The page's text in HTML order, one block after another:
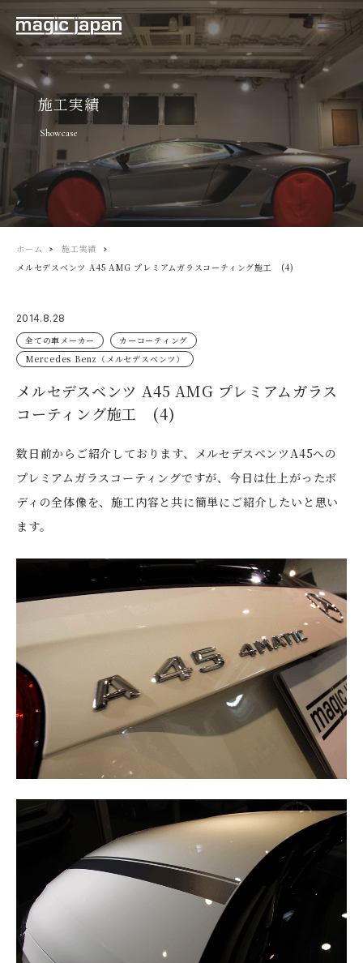
施工実績
Showcase
ホーム
施工実績
メルセデスベンツ A45 AMG プレミアムガラスコーティング施工 (4)
2014.8.28
全ての車メーカー
カーコーティング
Mercedes Benz（メルセデスベンツ）
メルセデスベンツ A45 AMG プレミアムガラス
コーティング施工 (4)
数日前からご紹介しております、メルセデスベンツA45への
プレミアムガラスコーティングですが、今日は仕上がったボ
ディの全体像を、施工内容と共に簡単にご紹介したいと思い
ます。